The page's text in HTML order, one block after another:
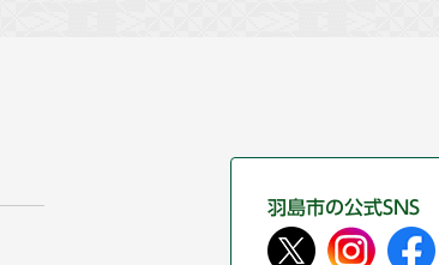
羽島市の公式SNS